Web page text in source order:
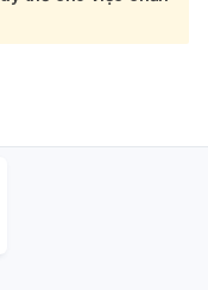
toa thuốc/ảnh thuốc
sớm càng tốt để được
có đau bụng, ra máu